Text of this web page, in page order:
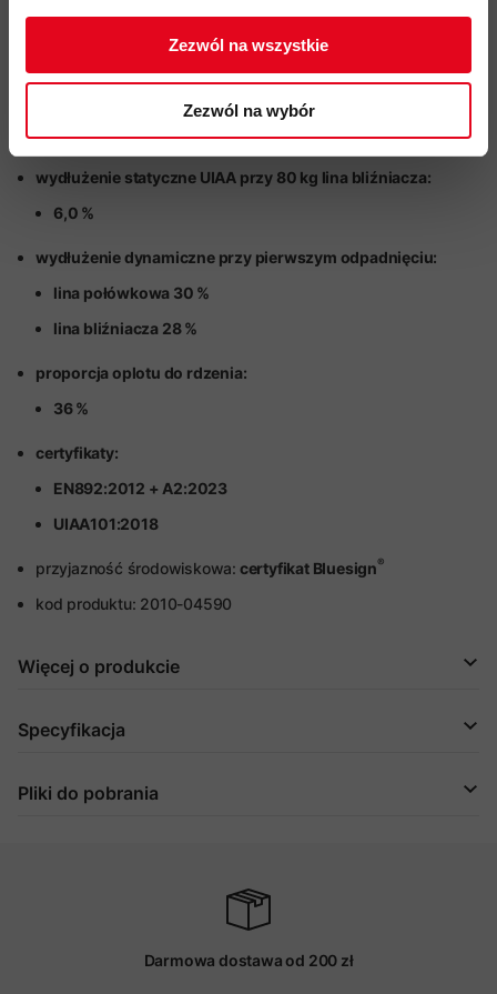
Zezwól na wszystkie
Zezwól na wybór
odporność na chłonięcie wody test UIAA:
9,0 %
wydłużenie statyczne UIAA przy 80 kg lina bliźniacza:
6,0 %
wydłużenie dynamiczne przy pierwszym odpadnięciu:
lina połówkowa 30 %
lina bliźniacza 28 %
proporcja oplotu do rdzenia:
36 %
certyfikaty:
EN892:2012 + A2:2023
UIAA101:2018
przyjazność środowiskowa: certyfikat Bluesign®
kod produktu: 2010-04590
Więcej o produkcie
Specyfikacja
Pliki do pobrania
Darmowa dostawa od 200 zł